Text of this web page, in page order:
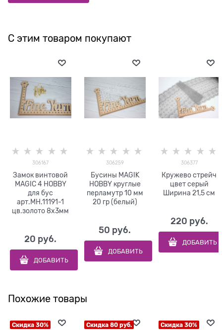
С этим товаром покупают
306167
Замок винтовой
MAGIC 4 HOBBY
для бус
арт.MH.11191-1
цв.золото 8х3мм
20 руб.
ДОБАВИТЬ
306259
Бусины MAGIK
HOBBY круглые
перламутр 10 мм
20 гр (белый)
50 руб.
ДОБАВИТЬ
306377
Кружево стрейч
цвет серый
Ширина 21,5 см
220 руб.
ДОБАВИТЬ
Похожие товары
Скидка 30% Скидка 80 руб. Скидка 30%